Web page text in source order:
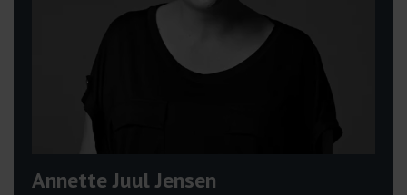
Annette Juul Jensen